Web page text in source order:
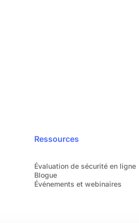
Ressources
Évaluation de sécurité en ligne
Blogue
Événements et webinaires